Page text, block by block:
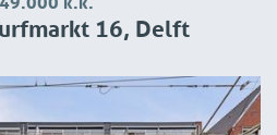
16, Delft